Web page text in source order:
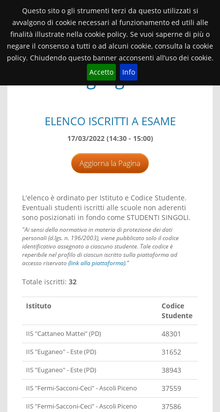
Questo sito o gli strumenti terzi da questo utilizzati si
avvalgono di cookie necessari al funzionamento ed utili alle
finalità illustrate nella cookie policy. Se vuoi saperne di più o
negare il consenso a tutti o ad alcuni cookie, consulta la cookie
policy. Chiudendo questo banner acconsenti all’uso dei cookie.
Accetto
Info
Orientamento Università di Verona
2021/22TANDEM
Toggle
Patologia generale
ELENCO ISCRITTI A ESAME
17/03/2022 (14:30 - 15:00)
Aggiorna la Pagina
L'elenco è ordinato per Istituto e Codice Studente.
Eventuali studenti iscritti alle scuole non aderenti
sono posizionati in fondo come STUDENTI SINGOLI.
"Ai sensi della normativa in materia di protezione dei dati
personali (d.lgs. n. 196/2003), viene pubblicato solo il codice
identificativo assegnato a ciascuno studente. Tale codice è
reperibile nel profilo di ciascun iscritto sulla piattaforma ad
accesso riservato (link alla piattaforma)."
Totale iscritti: 32
Istituto
Codice
Studente
IIS "Cattaneo Mattei" (PD) 48301
IIS "Euganeo" - Este (PD) 31652
IIS "Euganeo" - Este (PD) 38943
IIS "Fermi-Sacconi-Ceci" - Ascoli Piceno 37559
IIS "Fermi-Sacconi-Ceci" - Ascoli Piceno 37586